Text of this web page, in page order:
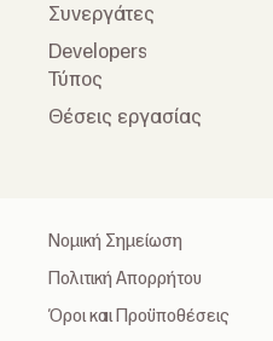
Συνεργάτες
Developers
Τύπος
Θέσεις εργασίας
Νομική Σημείωση
Πολιτική Απορρήτου
Όροι και Προϋποθέσεις